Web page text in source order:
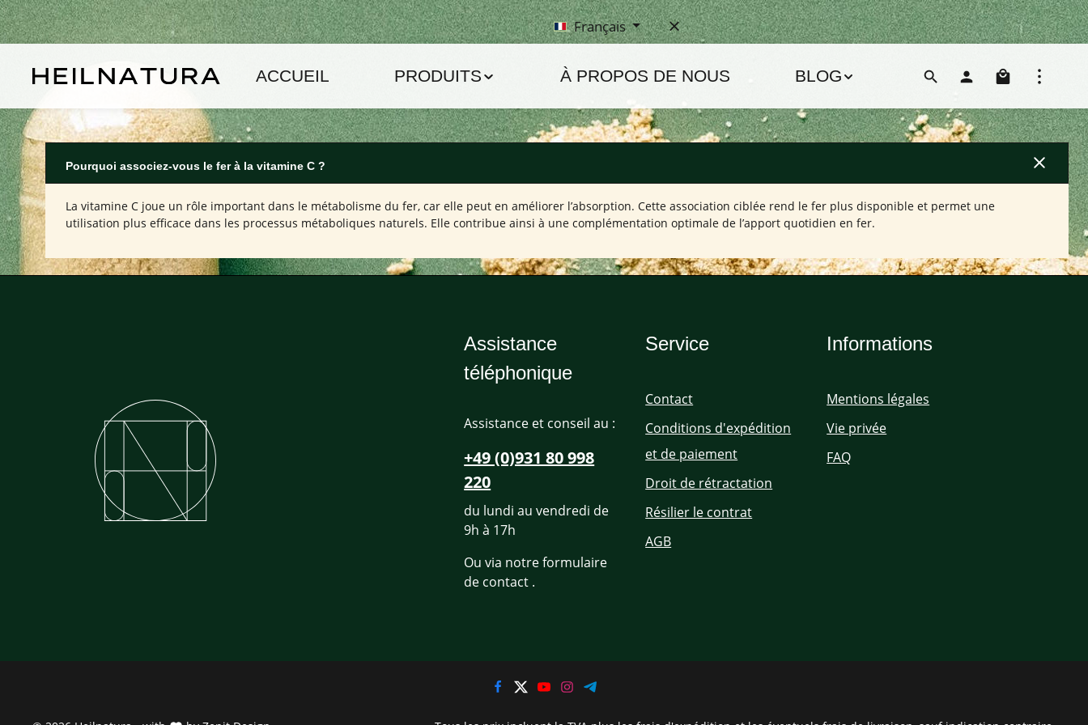
au contenu principal
Passer à la navigation principale Français
ACCUEIL PRODUITS À PROPOS DE NOUS BLOG Le
Pourquoi associez-vous le fer à la vitamine C ?
La vitamine C joue un rôle important dans le métabolisme du fer, car elle peut en améliorer l’absorption. Cette association ciblée rend le fer plus disponible et permet une
utilisation plus efficace dans les processus métaboliques naturels. Elle contribue ainsi à une complémentation optimale de l’apport quotidien en fer.
Assistance
téléphonique
Assistance et conseil au :
+49 (0)931 80 998
220
du lundi au vendredi de
9h à 17h
Ou via notre formulaire
de contact .
Service
Contact
Conditions d'expédition
et de paiement
Droit de rétractation
Résilier le contrat
AGB
Informations
Mentions légales
Vie privée
FAQ